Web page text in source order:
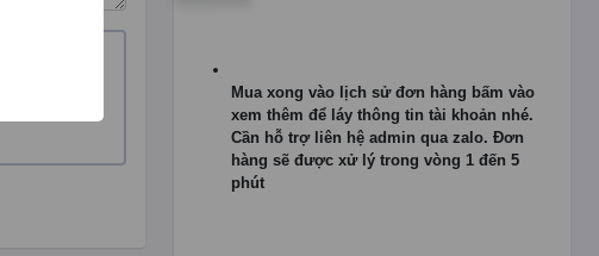
Mua xong vào lịch sử đơn hàng bấm vào
xem thêm để láy thông tin tài khoản nhé.
Cần hỗ trợ liên hệ admin qua zalo. Đơn
hàng sẽ được xử lý trong vòng 1 đến 5
phút